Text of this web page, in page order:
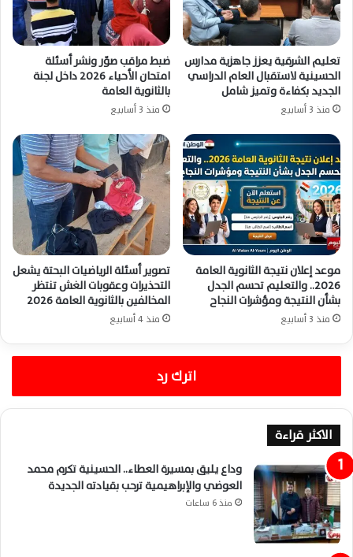
تعليم الشرقية يعزز جاهزية مدارس
الحسينية لاستقبال العام الدراسي
الجديد بكفاءة وتميز شامل
منذ 3 أسابيع
ضبط مراقب صوّر ونشر أسئلة
امتحان الأحياء 2026 داخل لجنة
بالثانوية العامة
منذ 3 أسابيع
موعد إعلان نتيجة الثانوية العامة
2026.. والتعليم تحسم الجدل
بشأن النتيجة ومؤشرات النجاح
منذ 3 أسابيع
تصوير أسئلة الرياضيات البحتة يشعل
التحذيرات وعقوبات الغش تنتظر
المخالفين بالثانوية العامة 2026
منذ 4 أسابيع
اترك رد
الاكثر قراءة
وداع يليق بمسيرة العطاء.. الحسينية تكرم محمد
العوضي والإبراهيمية ترحب بقيادته الجديدة
منذ 6 ساعات